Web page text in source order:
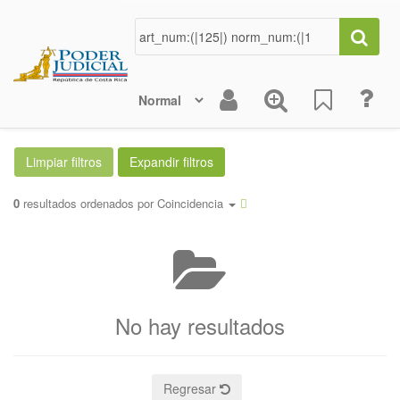
0 resultados ordenados por Coincidencia
No hay resultados
Regresar